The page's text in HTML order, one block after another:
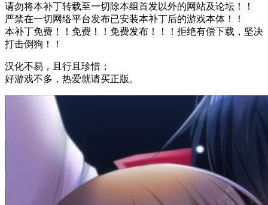
请勿将本补丁转载至一切除本组首发以外的网站及论坛！！
严禁在一切网络平台发布已安装本补丁后的游戏本体！！
本补丁免费！！免费！！免费发布！！！拒绝有偿下载，坚决
打击倒狗！！
汉化不易，且行且珍惜；
好游戏不多，热爱就请买正版。